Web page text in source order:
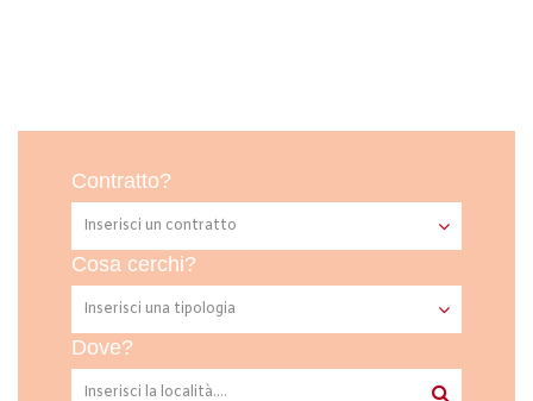
Contratto?
Cosa cerchi?
Dove?